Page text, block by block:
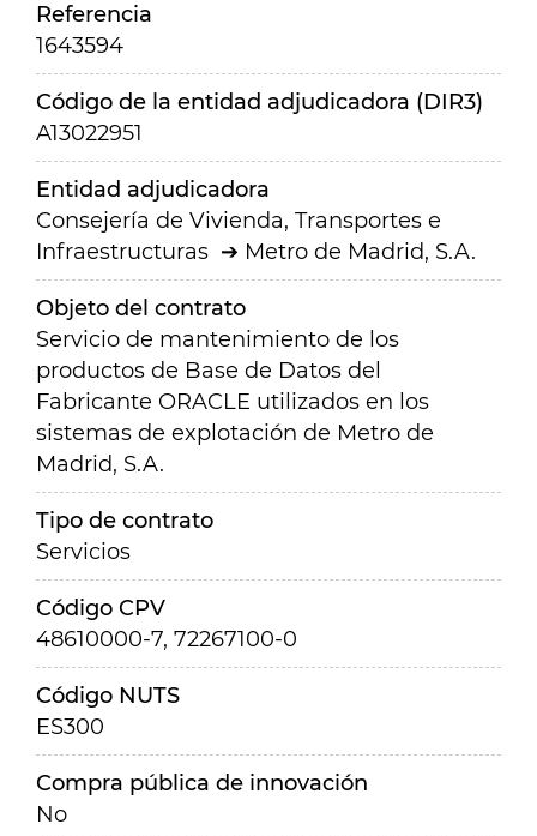
Referencia
1643594
Código de la entidad adjudicadora (DIR3)
A13022951
Entidad adjudicadora
Consejería de Vivienda, Transportes e
Infraestructuras
Metro de Madrid, S.A.
Objeto del contrato
Servicio de mantenimiento de los
productos de Base de Datos del
Fabricante ORACLE utilizados en los
sistemas de explotación de Metro de
Madrid, S.A.
Tipo de contrato
Servicios
Código CPV
48610000-7, 72267100-0
Código NUTS
ES300
Compra pública de innovación
No